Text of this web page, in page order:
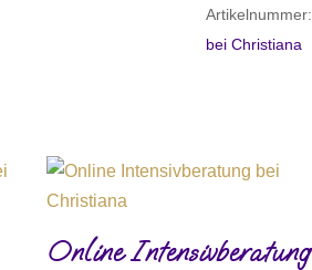
Sitzung
bei
Artikelnummer:
bei Christiana
Online Intensivberatung